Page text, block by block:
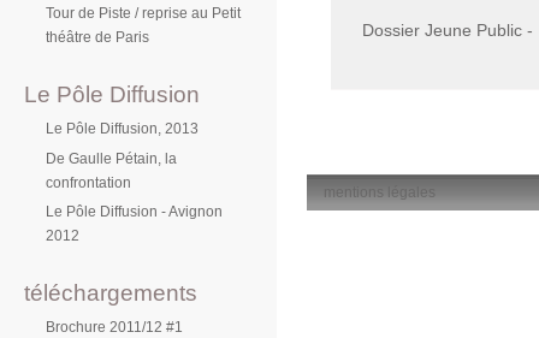
Tour de Piste / reprise au Petit
théâtre de Paris
Le Pôle Diffusion
Le Pôle Diffusion, 2013
De Gaulle Pétain, la
confrontation
Le Pôle Diffusion - Avignon
2012
téléchargements
Brochure 2011/12 #1
Dossier Jeune Public
mentions légales